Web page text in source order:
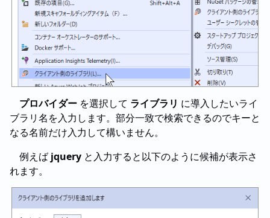
プロバイダー を選択して ライブラリ に導入したいライ
ブラリ名を入力します。部分一致で検索できるのでキーと
なる名前だけ入力して構いません。
例えば jquery と入力すると以下のように候補が表示さ
れます。